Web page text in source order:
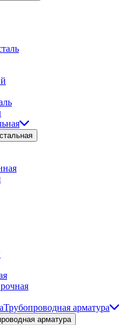
Трубопроводная арматура
арматура